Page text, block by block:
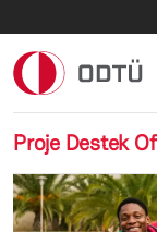
Proje Destek